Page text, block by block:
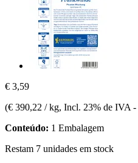
€ 3,59
(€ 390,22 / kg, Incl. 23% de IVA -
Conteúdo: 1 Embalagem
Restam 7 unidades em stock